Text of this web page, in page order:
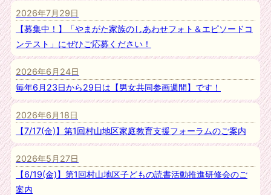
2026年7月29日
【募集中！】「やまがた家族のしあわせフォト＆エピソードコ
ンテスト」にぜひご応募ください！
2026年6月24日
毎年6月23日から29日は【男女共同参画週間】です！
2026年6月18日
【7/17(金)】第1回村山地区家庭教育支援フォーラムのご案内
2026年5月27日
【6/19(金)】第1回村山地区子どもの読書活動推進研修会のご
案内